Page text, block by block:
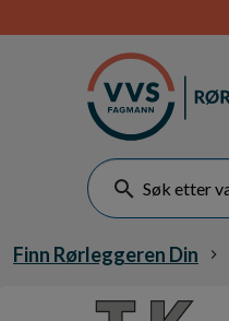
Finn Rørleggeren Din